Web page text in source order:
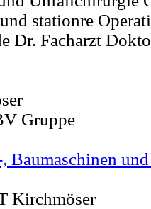
stationre
Dr. Facharzt
Gruppe
Baumaschinen
Kirchmöser